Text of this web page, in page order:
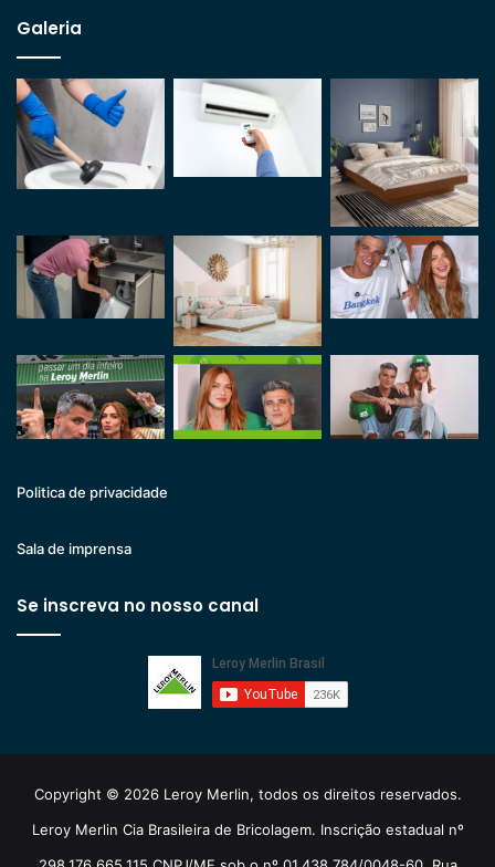
Galeria
Politica de privacidade
Sala de imprensa
Se inscreva no nosso canal
Copyright © 2026 Leroy Merlin, todos os direitos reservados.
Leroy Merlin Cia Brasileira de Bricolagem. Inscrição estadual nº